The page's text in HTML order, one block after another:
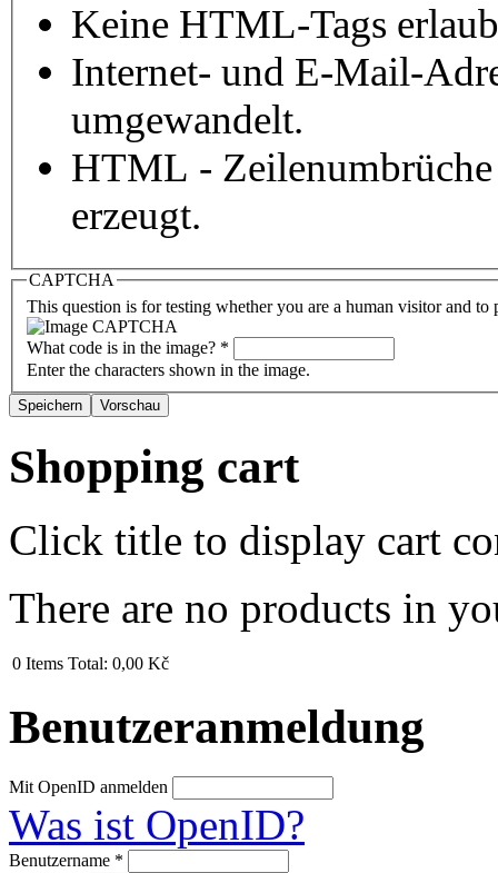
Keine HTML-Tags
Internet- und E-Mail-
umgewandelt.
HTML - Zeilenumbrüche
erzeugt.
CAPTCHA
This question is for testing whether you are a human visitor and to
What code is in the image? *
Enter the characters shown in the image.
Shopping cart
Click title to display cart
There are no products in
0 Items Total: 0,00 Kč
Benutzeranmeldung
Mit OpenID anmelden
Was ist OpenID?
Benutzername *